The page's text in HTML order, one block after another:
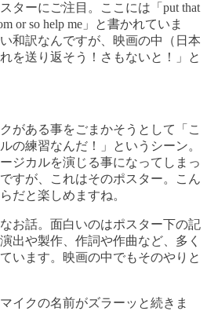
ターにご注目。ここには「put that
or so help me」と書かれていま
和訳なんですが、映画の中（日本
を送り返そう！さもないと！」と
がある事をごまかそうとして「こ
の練習なんだ！」というシーン。
ジカルを演じる事になってしまっ
すが、これはそのポスター。こん
だと楽しめますね。
お話。面白いのはポスター下の記
出や製作、作詞や作曲など、多く
います。映画の中でもそのやりと
イクの名前がズラーッと続きま